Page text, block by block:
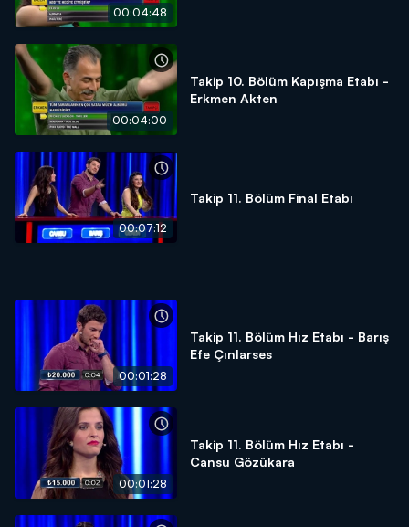
00:04:48
00:04:00
Takip 10. Bölüm Kapışma Etabı -
Erkmen Akten
00:07:12
Takip 11. Bölüm Final Etabı
00:01:28
Takip 11. Bölüm Hız Etabı - Barış
Efe Çınlarses
00:01:28
Takip 11. Bölüm Hız Etabı -
Cansu Gözükara